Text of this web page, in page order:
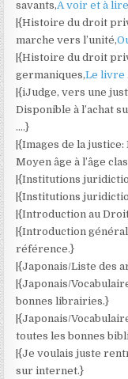
savants,A voir et à
|{Histoire du droit
marche vers l’unité,
|{Histoire du droit
germaniques,Le livre
|{iJudge, vers une
Disponible à l’achat
….}
|{Images de la
Moyen âge à l’âge
|{Institutions
|{Institutions
|{Introduction au
|{Introduction
référence.}
|{Japonais/Liste des
|{Japonais/
bonnes librairies.}
|{Japonais/
toutes les bonnes
|{Je voulais juste
sur internet.}